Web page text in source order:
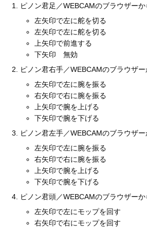
ピノン君足／WEBCAMのブラウザー
左矢印で左に舵を切る
左矢印で左に舵を切る
上矢印で前進する
下矢印 無効
ピノン君右手／WEBCAMのブラウザ
左矢印で左に腕を振る
右矢印で右に腕を振る
上矢印で腕を上げる
下矢印で腕を下げる
ピノン君左手／WEBCAMのブラウザ
左矢印で左に腕を振る
右矢印で右に腕を振る
上矢印で腕を上げる
下矢印で腕を下げる
ピノン君頭／WEBCAMのブラウザー
左矢印で左にモップを回す
右矢印で右にモップを回す